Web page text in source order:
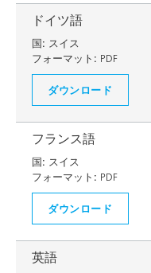
ドイツ語
国: スイス
フォーマット: PDF
ダウンロード
フランス語
国: スイス
フォーマット: PDF
ダウンロード
英語